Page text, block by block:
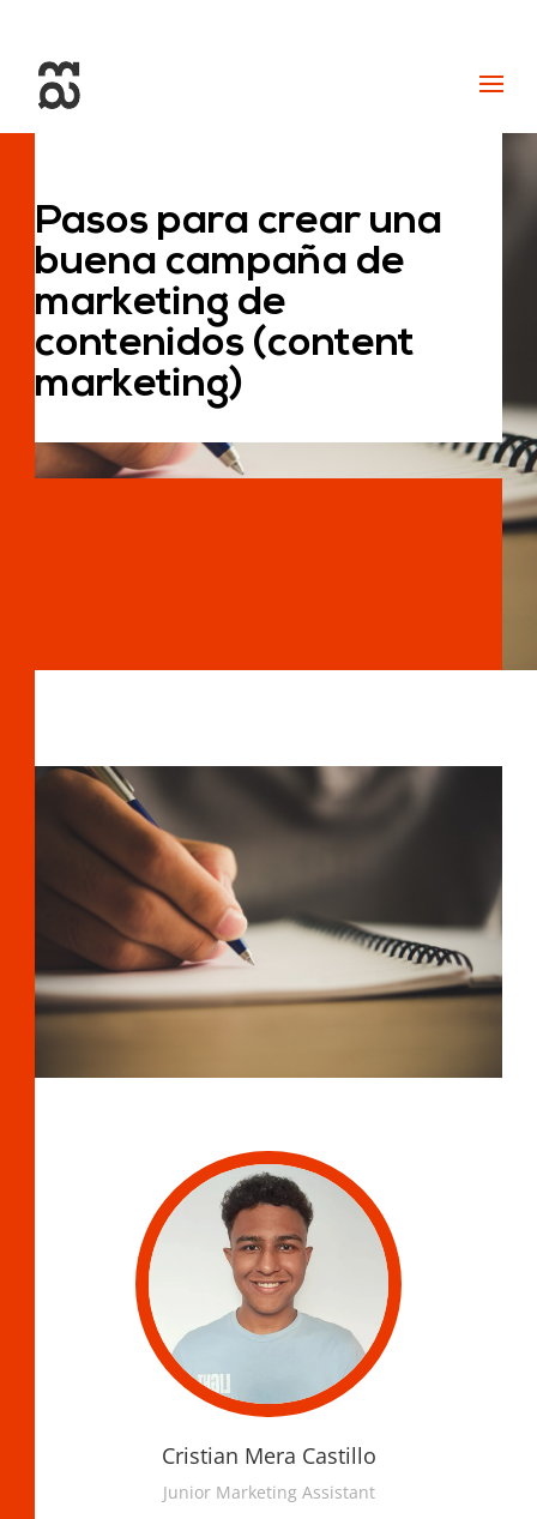
Pasos para crear una
buena campaña de
marketing de
contenidos (content
marketing)
Cristian Mera Castillo
Junior Marketing Assistant